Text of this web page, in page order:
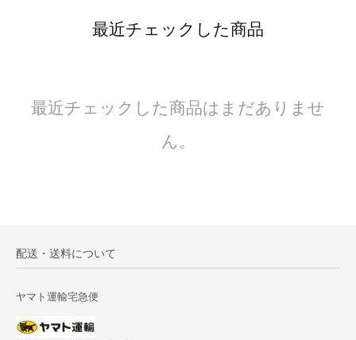
最近チェックした商品
最近チェックした商品はまだありませ
ん。
配送・送料について
ヤマト運輸宅急便